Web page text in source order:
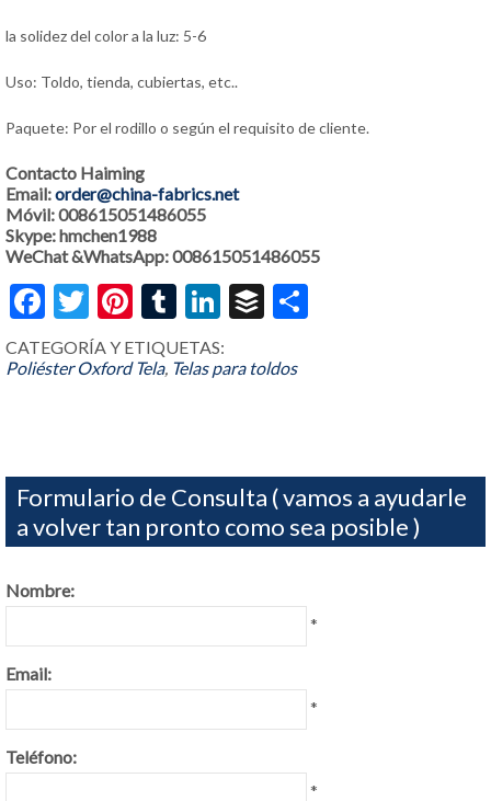
la solidez del color a la luz: 5-6
Uso: Toldo, tienda, cubiertas, etc..
Paquete: Por el rodillo o según el requisito de cliente.
Contacto Haiming
Email:order@china-fabrics.net
Móvil: 008615051486055
Skype: hmchen1988
WeChat &WhatsApp: 008615051486055
Facebook
Twitter
Pinterest
Tumblr
LinkedIn
Buffer
CATEGORÍA Y ETIQUETAS:
Poliéster Oxford Tela, Telas para toldos
Formulario de Consulta ( vamos a ayudarle
a volver tan pronto como sea posible )
Nombre:
*
Email:
*
Teléfono:
*